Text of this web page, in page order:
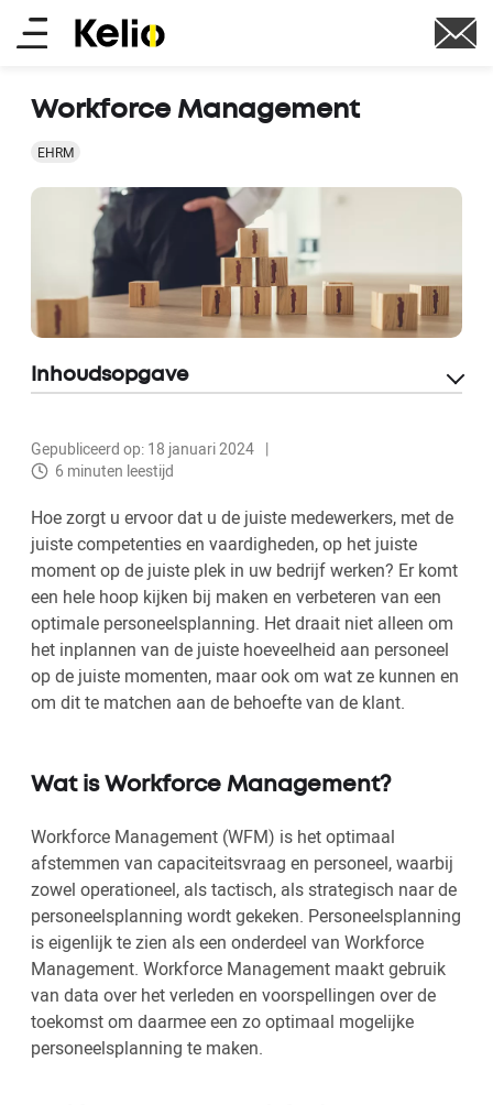
Overslaan
en
inhoud
gaan
Main
Workforce Management
EHRM
Gepubliceerd op: 18 januari 2024
6 minuten leestijd
Hoe zorgt u ervoor dat u de juiste medewerkers, met de
juiste competenties en vaardigheden, op het juiste
moment op de juiste plek in uw bedrijf werken? Er komt
een hele hoop kijken bij maken en verbeteren van een
optimale personeelsplanning. Het draait niet alleen om
het inplannen van de juiste hoeveelheid aan personeel
op de juiste momenten, maar ook om wat ze kunnen en
om dit te matchen aan de behoefte van de klant.
Wat is Workforce Management?
Workforce Management (WFM) is het optimaal
afstemmen van capaciteitsvraag en personeel, waarbij
zowel operationeel, als tactisch, als strategisch naar de
personeelsplanning wordt gekeken. Personeelsplanning
is eigenlijk te zien als een onderdeel van Workforce
Management. Workforce Management maakt gebruik
van data over het verleden en voorspellingen over de
toekomst om daarmee een zo optimaal mogelijke
personeelsplanning te maken.
Inhoudsopgave